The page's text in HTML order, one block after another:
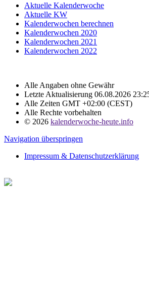
Aktuelle Kalenderwoche
Aktuelle KW
Kalenderwochen berechnen
Kalenderwochen 2020
Kalenderwochen 2021
Kalenderwochen 2022
Alle Angaben ohne Gewähr
Letzte Aktualisierung 06.08.2026
Alle Zeiten GMT +02:00 (CEST)
Alle Rechte vorbehalten
© 2026 kalenderwoche-heute.info
Navigation überspringen
Impressum & Datenschutzerklärung